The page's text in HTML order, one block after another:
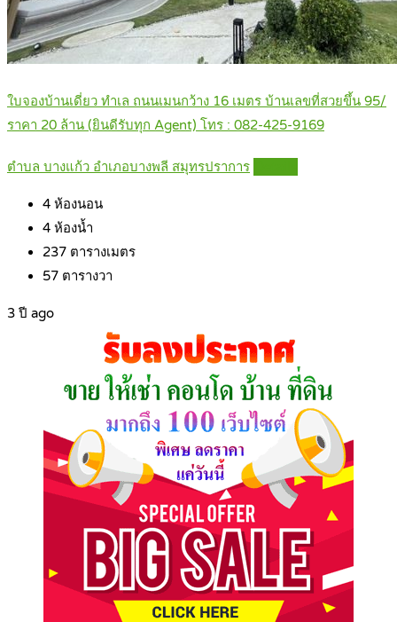
ใบจองบ้านเดี่ยว ทำเล ถนนเมนกว้าง 16 เมตร บ้านเลขที่สวยขึ้น 95/
ราคา 20 ล้าน (ยินดีรับทุก Agent) โทร : 082-425-9169
ตำบล บางแก้ว อำเภอบางพลี สมุทรปราการ
4 ห้องนอน
4 ห้องน้ำ
237 ตารางเมตร
57 ตารางวา
3 ปี ago